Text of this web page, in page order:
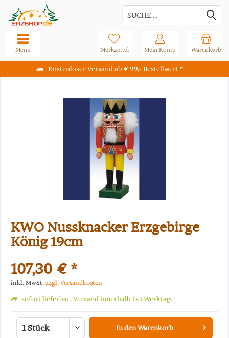
Kostenloser Versand ab € 99,- Bestellwert *
Warenkorb
Merkzettel Mein Konto
Menü
KWO Nussknacker Erzgebirge
König 19cm
107,30 € *
inkl. MwSt. zzgl. Versandkosten
sofort lieferbar, Versand innerhalb 1-3 Werktage
In denWarenkorb